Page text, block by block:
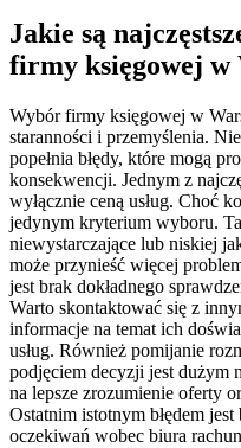
Jakie są
firmy księgowej w
Wybór firmy księgowej w
staranności i przemyślenia.
popełnia błędy, które mogą
konsekwencji. Jednym z
wyłącznie ceną usług. Choć
jedynym kryterium wyboru.
niewystarczające lub niskiej
może przynieść więcej
jest brak dokładnego
Warto skontaktować się z
informacje na temat ich
usług. Również pomijanie
podjęciem decyzji jest dużym
na lepsze zrozumienie oferty
Ostatnim istotnym błędem
oczekiwań wobec biura